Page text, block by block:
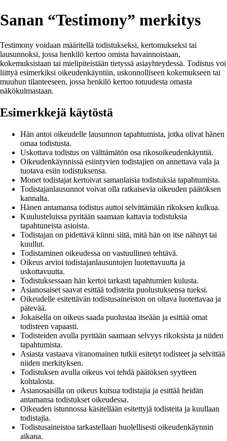
Sanan “Testimony” merkitys
Testimony voidaan määritellä todistukseksi, kertomukseksi tai
lausunnoksi, jossa henkilö kertoo omista havainnoistaan,
kokemuksistaan tai mielipiteistään tietyssä asiayhteydessä. Todistus voi
liittyä esimerkiksi oikeudenkäyntiin, uskonnolliseen kokemukseen tai
muuhun tilanteeseen, jossa henkilö kertoo totuudesta omasta
näkökulmastaan.
Esimerkkejä käytöstä
Hän antoi oikeudelle lausunnon tapahtumista, jotka olivat hänen
omaa todistusta.
Uskottava todistus on välttämätön osa rikosoikeudenkäyntiä.
Oikeudenkäynnissä esiintyvien todistajien on annettava vala ja
tuotava esiin todistuksensa.
Monet todistajat kertoivat samanlaisia todistuksia tapahtumista.
Todistajanlausunnot voivat olla ratkaisevia oikeuden päätöksen
kannalta.
Hänen antamansa todistus auttoi selvittämään rikoksen kulkua.
Kuulusteluissa pyritään saamaan kattavia todistuksia
tapahtuneista asioista.
Todistajan on pidettävä kiinni siitä, mitä hän on itse nähnyt tai
kuullut.
Todistaminen oikeudessa on vastuullinen tehtävä.
Oikeus arvioi todistajanlausuntojen luotettavuutta ja
uskottavuutta.
Todistuksessaan hän kertoi tarkasti tapahtumien kulusta.
Asianosaiset saavat esittää todisteita puolustuksensa tueksi.
Oikeudelle esitettävän todistusaineiston on oltava luotettavaa ja
pätevää.
Jokaisella on oikeus saada puolustaa itseään ja esittää omat
todisteen vapaasti.
Todisteiden avulla pyritään saamaan selvyys rikoksista ja niiden
tapahtumista.
Asiasta vastaava viranomainen tutkii esitetyt todisteet ja selvittää
niiden merkityksen.
Todistuksen avulla oikeus voi tehdä päätöksen syytteen
kohtalosta.
Asianosaisilla on oikeus kutsua todistajia ja esittää heidän
antamansa todistukset oikeudessa.
Oikeuden istunnossa käsitellään esitettyjä todisteita ja kuullaan
todistajia.
Todistusaineistoa tarkastellaan huolellisesti oikeudenkäynnin
aikana.